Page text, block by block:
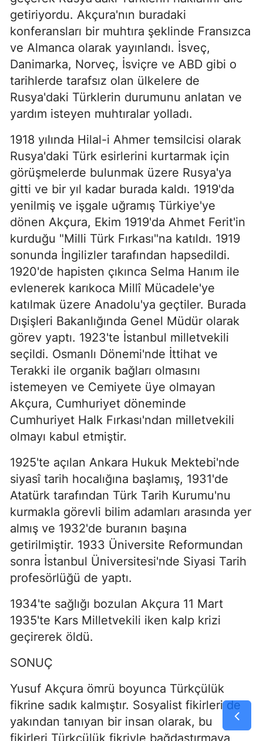
getiriyordu. Akçura'nın buradaki
konferansları bir muhtıra şeklinde Fransızca
ve Almanca olarak yayınlandı. İsveç,
Danimarka, Norveç, İsviçre ve ABD gibi o
tarihlerde tarafsız olan ülkelere de
Rusya'daki Türklerin durumunu anlatan ve
yardım isteyen muhtıralar yolladı.
1918 yılında Hilal-i Ahmer temsilcisi olarak
Rusya'daki Türk esirlerini kurtarmak için
görüşmelerde bulunmak üzere Rusya'ya
gitti ve bir yıl kadar burada kaldı. 1919'da
yenilmiş ve işgale uğramış Türkiye'ye
dönen Akçura, Ekim 1919'da Ahmet Ferit'in
kurduğu "Milli Türk Fırkası"na katıldı. 1919
sonunda İngilizler tarafından hapsedildi.
1920'de hapisten çıkınca Selma Hanım ile
evlenerek karıkoca Millî Mücadele'ye
katılmak üzere Anadolu'ya geçtiler. Burada
Dışişleri Bakanlığında Genel Müdür olarak
görev yaptı. 1923'te İstanbul milletvekili
seçildi. Osmanlı Dönemi'nde İttihat ve
Terakki ile organik bağları olmasını
istemeyen ve Cemiyete üye olmayan
Akçura, Cumhuriyet döneminde
Cumhuriyet Halk Fırkası'ndan milletvekili
olmayı kabul etmiştir.
1925'te açılan Ankara Hukuk Mektebi'nde
siyasî tarih hocalığına baş­lamış, 1931'de
Atatürk tarafından Türk Tarih Kurumu'nu
kurmakla görevli bilim adamları arasında yer
almış ve 1932'de buranın başına
getirilmiştir. 1933 Üniversite Reformundan
sonra İstanbul Üniversitesi'nde Siyasi Tarih
profesörlüğü de yaptı.
1934'te sağlığı bozulan Akçura 11 Mart
1935'te Kars Milletvekili iken kalp krizi
geçirerek öldü.
SONUÇ
Yusuf Akçura ömrü boyunca Türkçülük
fikrine sadık kalmıştır. Sosya­list fikirleri de
yakından tanıyan bir insan olarak, bu
fikirleri Türkçülük fikriyle bağdaştırmaya